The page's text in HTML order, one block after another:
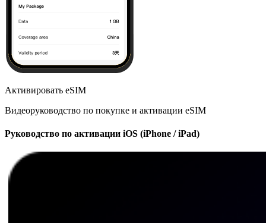
Активировать eSIM
Видеоруководство по покупке и активации eSIM
Руководство по активации iOS (iPhone / iPad)